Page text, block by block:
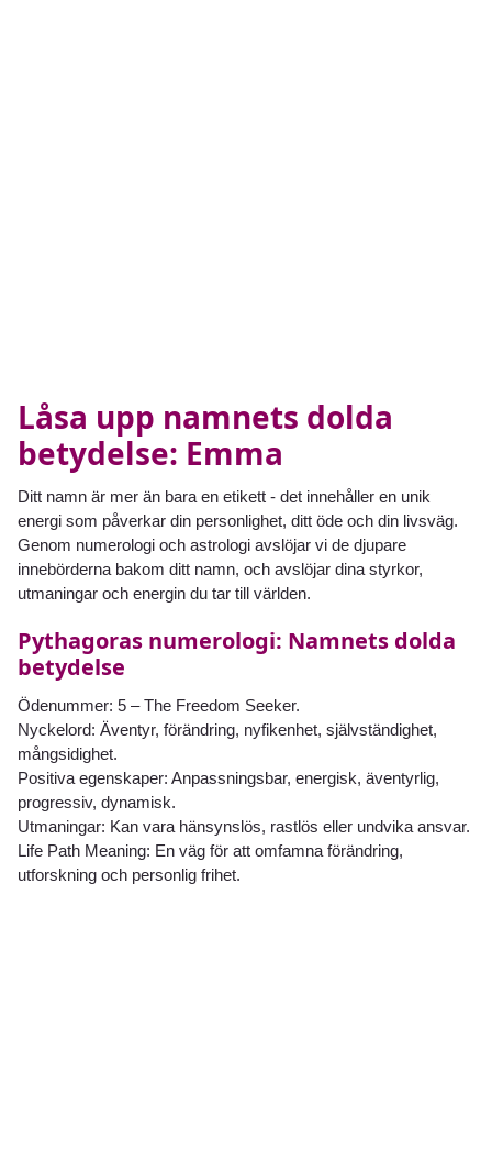
Låsa upp namnets dolda
betydelse: Emma
Ditt namn är mer än bara en etikett - det innehåller en unik
energi som påverkar din personlighet, ditt öde och din livsväg.
Genom numerologi och astrologi avslöjar vi de djupare
innebörderna bakom ditt namn, och avslöjar dina styrkor,
utmaningar och energin du tar till världen.
Pythagoras numerologi: Namnets dolda
betydelse
Ödenummer: 5 – The Freedom Seeker.
Nyckelord: Äventyr, förändring, nyfikenhet, självständighet,
mångsidighet.
Positiva egenskaper: Anpassningsbar, energisk, äventyrlig,
progressiv, dynamisk.
Utmaningar: Kan vara hänsynslös, rastlös eller undvika ansvar.
Life Path Meaning: En väg för att omfamna förändring,
utforskning och personlig frihet.